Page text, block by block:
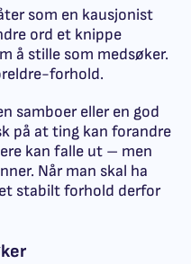
som en kausjonist
ord et knippe
å stille som medsøker.
forhold.
samboer eller en god
på at ting kan forandre
kan falle ut – men
Når man skal ha
stabilt forhold derfor